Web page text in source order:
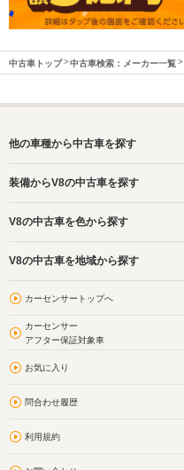
中古車トップ 中古車検索：メーカー一覧
他の車種から中古車を探す
装備からV8の中古車を探す
V8の中古車を色から探す
V8の中古車を地域から探す
カーセンサートップへ
カーセンサー
アフター保証対象車
お気に入り
問合わせ履歴
利用規約